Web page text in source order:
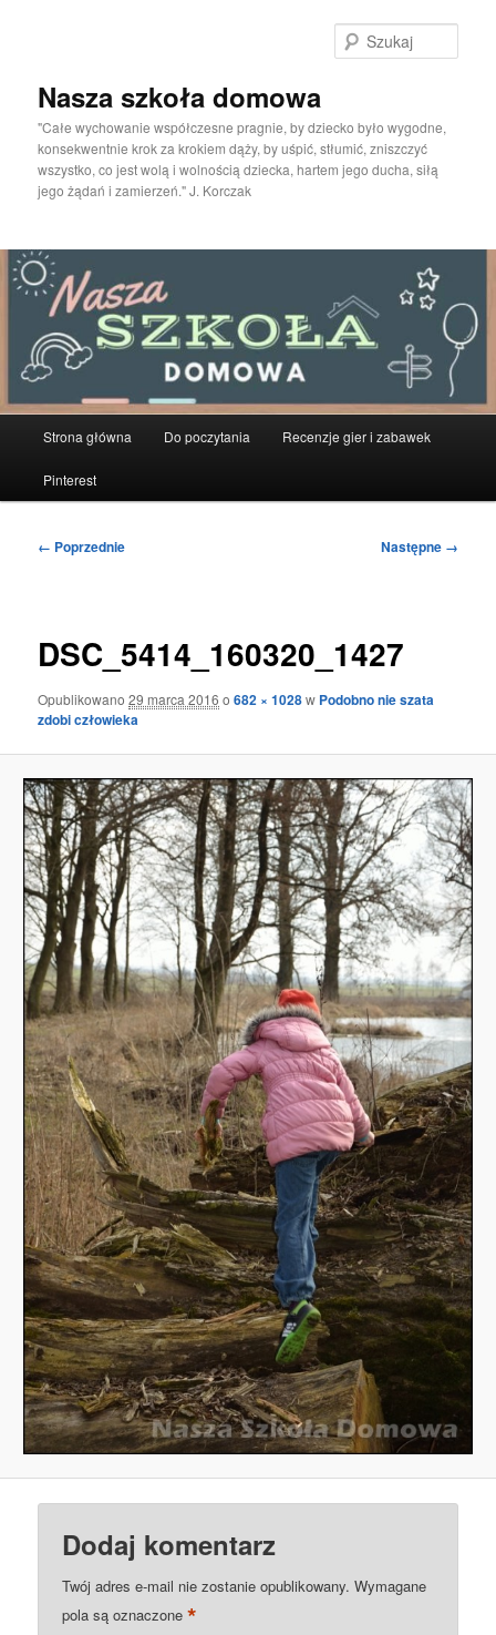
Nasza szkoła domowa
"Całe wychowanie współczesne pragnie, by dziecko było wygodne,
konsekwentnie krok za krokiem dąży, by uśpić, stłumić, zniszczyć
wszystko, co jest wolą i wolnością dziecka, hartem jego ducha, siłą
jego żądań i zamierzeń." J. Korczak
Strona główna Do poczytania Recenzje gier i zabawek
Pinterest
Nawigacja
← Poprzednie Następne →
DSC_5414_160320_1427
Opublikowano29 marca 2016 o682 × 1028w Podobno nie szata
zdobi człowieka
Dodaj komentarz
Twój adres e-mail nie zostanie opublikowany. Wymagane
pola są oznaczone*